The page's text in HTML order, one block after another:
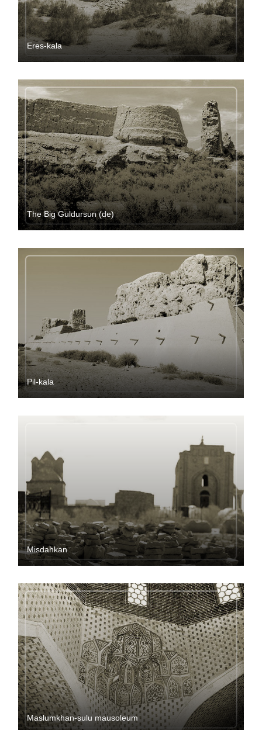
Eres-kala
The Big Guldursun (de)
Pil-kala
Misdahkan
Maslumkhan-sulu mausoleum